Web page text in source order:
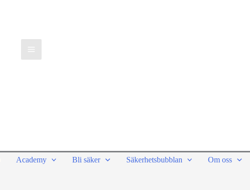
Academy Bli säker Säkerhetsbubblan Om oss